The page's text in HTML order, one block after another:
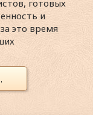
готовых
и
это время